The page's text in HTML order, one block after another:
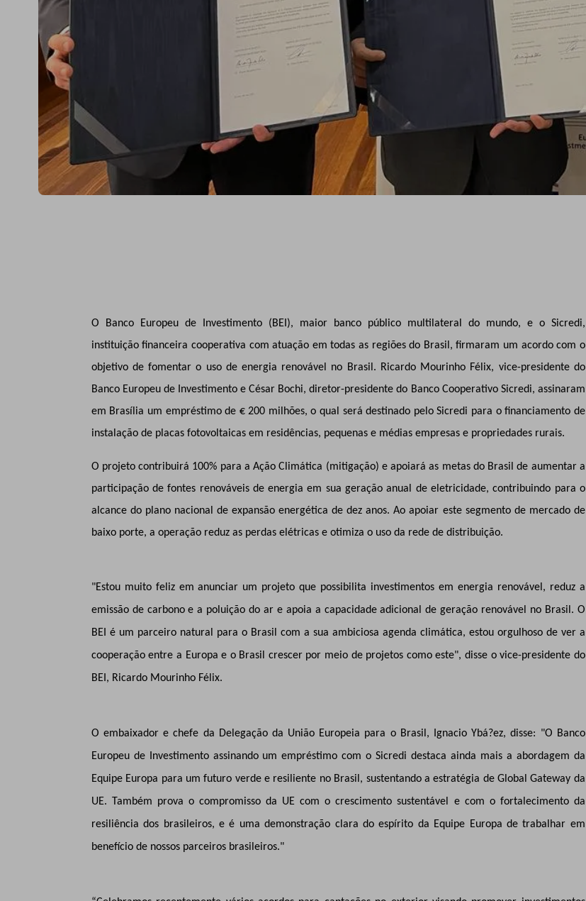
O Banco Europeu de Investimento (BEI), maior banco público multilateral do mundo, e o Sicredi,
instituição financeira cooperativa com atuação em todas as regiões do Brasil, firmaram um acordo com o
objetivo de fomentar o uso de energia renovável no Brasil. Ricardo Mourinho Fé lix, vice-presidente do
Banco Europeu de Investimento e César Bochi, diretor-presidente do Banco Cooperativo Sicredi, assinaram
em Brasília um empréstimo de € 200 milhões, o qual será destinado pelo Sicredi para o financiamento de
instalação de placas fotovoltaicas em residências, pequenas e médias empresas e propriedades rurais.
O projeto contribuirá 100% para a Ação Climática (mitigação) e apoiará as metas do Brasil de aumentar a
participação de fontes renováveis de energia em sua geração anual de eletricidade, contribuindo para o
alcance do plano nacional de expansão energética de dez anos. Ao apoiar este segmento de mercado de
baixo porte, a operação reduz as perdas elétricas e otimiza o uso da rede de distribuição.
"Estou muito feliz em anunciar um projeto que possibilita investimentos em energia renovável, reduz a
emissão de carbono e a poluição do ar e apoia a capacidade adicional de geração renovável no Brasil. O
BEI é um parceiro natural para o Brasil com a sua ambiciosa agenda climática, estou orgulhoso de ver a
cooperação entre a Europa e o Brasil crescer por meio de projetos como este", disse o vice-presidente do
BEI, Ricardo Mourinho Félix.
O embaixador e chefe da Delegação da União Europeia para o Brasil, Ignacio Ybá?ez, disse: "O Banco
Europeu de Investimento assinando um empréstimo com o Sicredi destaca ainda mais a abordagem da
Equipe Europa para um futuro verde e resiliente no Brasil, sustentando a estratégia de Global Gateway da
UE. Também prova o compromisso da UE com o crescimento sustentável e com o fortalecimento da
resiliência dos brasileiros, e é uma demonstração clara do espírito da Equipe Europa de trabalhar em
benefício de nossos parceiros brasileiros."